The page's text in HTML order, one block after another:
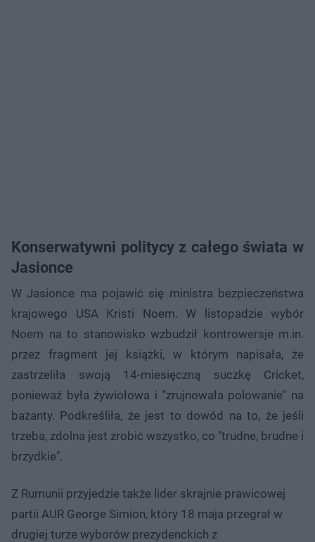
Konserwatywni politycy z całego świata w
Jasionce
W Jasionce ma pojawić się ministra bezpieczeństwa
krajowego USA Kristi Noem. W listopadzie wybór
Noem na to stanowisko wzbudził kontrowersje m.in.
przez fragment jej książki, w którym napisała, że
zastrzeliła swoją 14-miesięczną suczkę Cricket,
ponieważ była żywiołowa i "zrujnowała polowanie" na
bażanty. Podkreśliła, że jest to dowód na to, że jeśli
trzeba, zdolna jest zrobić wszystko, co "trudne, brudne i
brzydkie".
Z Rumunii przyjedzie także lider skrajnie prawicowej
partii AUR George Simion, który 18 maja przegrał w
drugiej turze wyborów prezydenckich z